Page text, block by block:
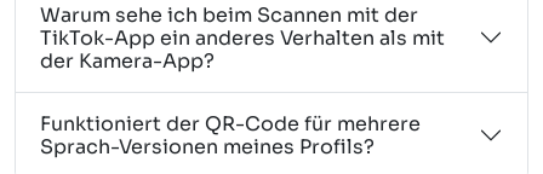
Warum sehe ich beim Scannen mit der
TikTok-App ein anderes Verhalten als mit
der Kamera-App?
Funktioniert der QR-Code für mehrere
Sprach-Versionen meines Profils?